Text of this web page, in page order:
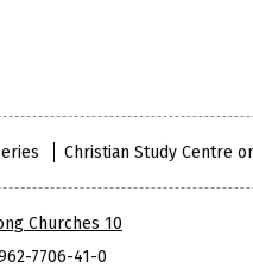
Christian Study Centre
Churches 10
7706-41-0